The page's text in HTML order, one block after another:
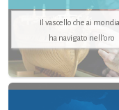
Il vascello che ai
ha navigato nell’oro